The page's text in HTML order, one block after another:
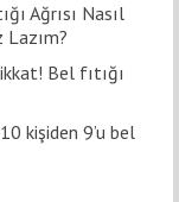
Ağrısı Nasıl
Lazım?
Bel fıtığı
kişiden 9’u bel